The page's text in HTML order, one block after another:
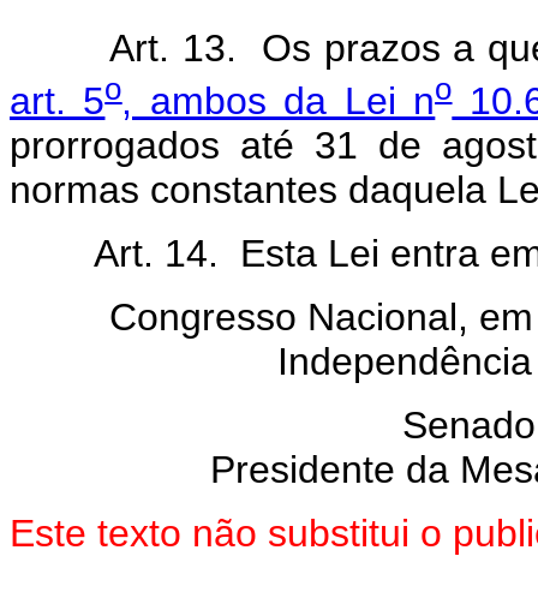
Art. 13. Os prazos a
art. 5o, ambos da Lei no
prorrogados até 31 de
normas constantes daquela
Art. 14. Esta Lei entra em
Congresso Nacional,
Presidente da
Este texto não substitui o